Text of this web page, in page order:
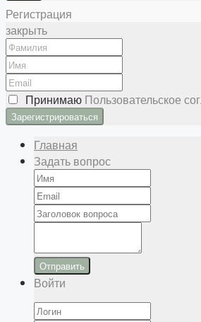
Регистрация
закрыть
Принимаю Пользовательское
Главная
Задать вопрос
Отправить
Войти